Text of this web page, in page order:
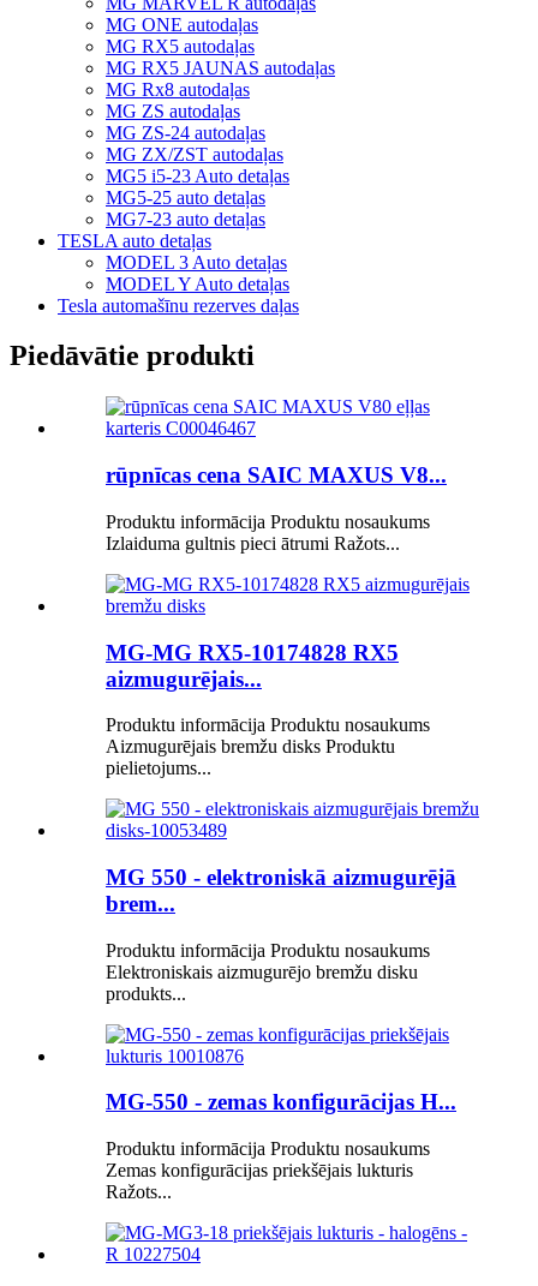
MG ONE autodaļas
MG RX5 autodaļas
MG RX5 JAUNAS autodaļas
MG Rx8 autodaļas
MG ZS autodaļas
MG ZS-24 autodaļas
MG ZX/ZST autodaļas
MG5 i5-23 Auto detaļas
MG5-25 auto detaļas
MG7-23 auto detaļas
TESLA auto detaļas
MODEL 3 Auto detaļas
MODEL Y Auto detaļas
Tesla automašīnu rezerves daļas
Piedāvātie produkti
rūpnīcas cena SAIC MAXUS V8...
Produktu informācija Produktu nosaukums
Izlaiduma gultnis pieci ātrumi Ražots...
MG-MG RX5-10174828 RX5
aizmugurējais...
Produktu informācija Produktu nosaukums
Aizmugurējais bremžu disks Produktu
pielietojums...
MG 550 - elektroniskā aizmugurējā
brem...
Produktu informācija Produktu nosaukums
Elektroniskais aizmugurējo bremžu disku
produkts...
MG-550 - zemas konfigurācijas H...
Produktu informācija Produktu nosaukums
Zemas konfigurācijas priekšējais lukturis
Ražots...